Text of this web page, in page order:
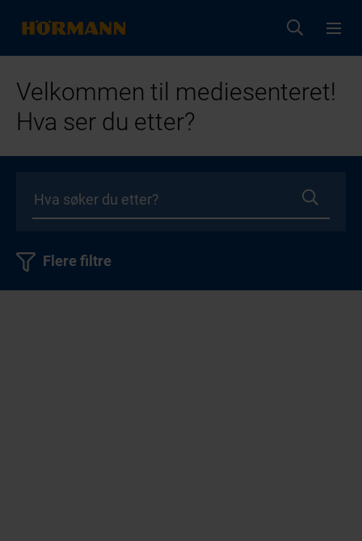
Velkommen til mediesenteret!
Hva ser du etter?
Flere filtre